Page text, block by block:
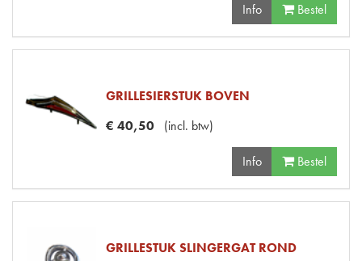
Info Bestel
GRILLESIERSTUK BOVEN
€ 40,50 (incl. btw)
Info Bestel
GRILLESTUK SLINGERGAT ROND